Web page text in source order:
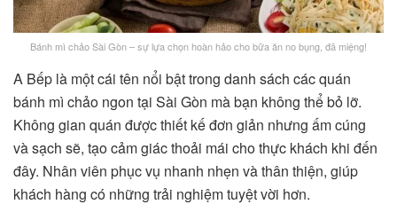
Bánh mì chảo Sài Gòn – sự lựa chọn hoàn hảo cho bữa ăn no bụng, đã miệng!
A Bếp là một cái tên nổi bật trong danh sách các quán
bánh mì chảo ngon tại Sài Gòn mà bạn không thể bỏ lỡ.
Không gian quán được thiết kế đơn giản nhưng ấm cúng
và sạch sẽ, tạo cảm giác thoải mái cho thực khách khi đến
đây. Nhân viên phục vụ nhanh nhẹn và thân thiện, giúp
khách hàng có những trải nghiệm tuyệt vời hơn.